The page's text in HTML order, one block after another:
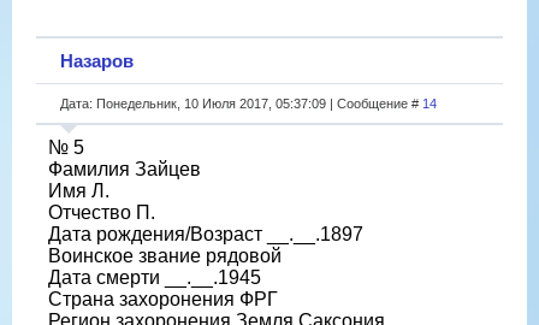
Назаров
Дата: Понедельник, 10 Июля 2017, 05:37:09 | Сообщение # 14
№ 5
Фамилия Зайцев
Имя Л.
Отчество П.
Дата рождения/Возраст __.__.1897
Воинское звание рядовой
Дата смерти __.__.1945
Страна захоронения ФРГ
Регион захоронения Земля Саксония